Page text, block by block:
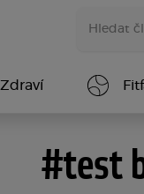
Zdraví
#test